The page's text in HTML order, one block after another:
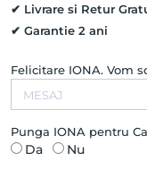
✔ Livrare si Retur
✔ Garantie 2 ani
Felicitare IONA. Vom
Punga IONA pentru
Da Nu